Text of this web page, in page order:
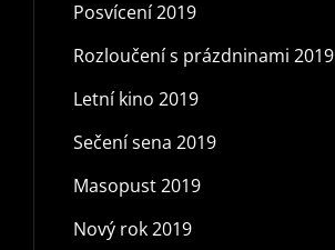
Posvícení 2019
Rozloučení s prázdninami 2019
Letní kino 2019
Sečení sena 2019
Masopust 2019
Nový rok 2019